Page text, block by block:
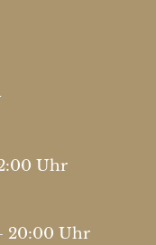
Uhr
20:00 Uhr